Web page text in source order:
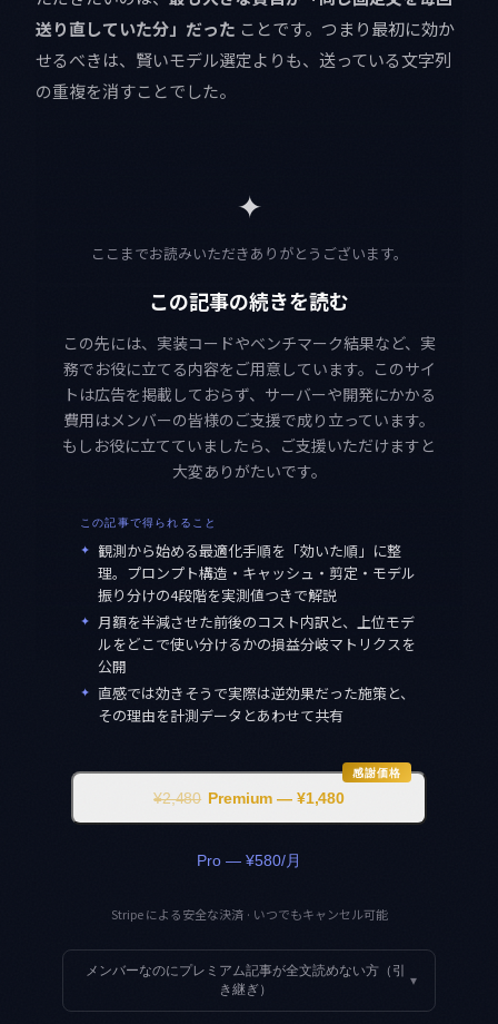
送り直していた分」だった ことです。つまり最初に効か
せるべきは、賢いモデル選定よりも、送っている文字列
の重複を消すことでした。
✦
ここまでお読みいただきありがとうございます。
この記事の続きを読む
この先には、実装コードやベンチマーク結果など、実
務でお役に立てる内容をご用意しています。このサイ
トは広告を掲載しておらず、サーバーや開発にかかる
費用はメンバーの皆様のご支援で成り立っています。
もしお役に立てていましたら、ご支援いただけますと
大変ありがたいです。
この記事で得られること
✦ 観測から始める最適化手順を「効いた順」に整
理。プロンプト構造・キャッシュ・剪定・モデル
振り分けの4段階を実測値つきで解説
✦ 月額を半減させた前後のコスト内訳と、上位モデ
ルをどこで使い分けるかの損益分岐マトリクスを
公開
✦ 直感では効きそうで実際は逆効果だった施策と、
その理由を計測データとあわせて共有
感謝価格
¥2,480 Premium — ¥1,480
Pro — ¥580/月
Stripe による安全な決済 · いつでもキャンセル可能
メンバーなのにプレミアム記事が全文読めない方（引
き継ぎ）
▾